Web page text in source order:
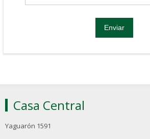
Casa Central
Yaguarón 1591